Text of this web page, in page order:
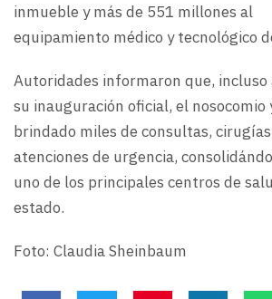
inmueble y más de 551 millones al
equipamiento médico y tecnológico
Autoridades informaron que, incluso
su inauguración oficial, el nosocomio
brindado miles de consultas,
atenciones de urgencia,
uno de los principales centros de
estado.
Foto: Claudia Sheinbaum